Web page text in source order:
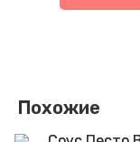
Похожие